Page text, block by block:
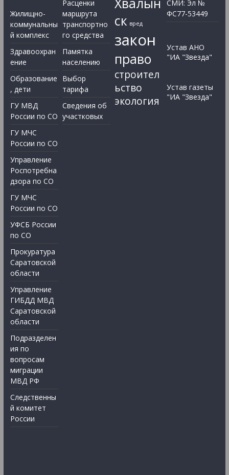
Жилищно-
коммунальны
й комплекс
Здравоохран
ение
Образование
, дети
ГУ МВД
России по СО
ГУ МЧС
России по СО
Управление
Роспотребна
дзора по СО
ГУ МЧС
России по СО
УФСБ России
по СО
Прокуратура
Саратовской
области
Управление
ГИБДД МВД
Саратовской
области
Подразделен
ия по
вопросам
миграции
МВД РФ
Следственны
й комитет
России
Расценки
маршрута
транспортно
го средства
Памятка
населению
Выбор
тарифа
Сведения об
участковых
ск вред
закон
право
строител
ьство
экология
СМИ: Эл №
ФС77-53449
Устав АНО
"ИА "Звезда"
Устав газеты
"ИА "Звезда"